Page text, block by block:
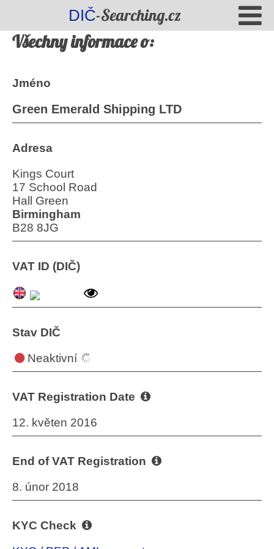
DIČ-Searching.cz
Všechny informace o:
Jméno
Green Emerald Shipping LTD
Adresa
Kings Court
17 School Road
Hall Green
Birmingham
B28 8JG
VAT ID (DIČ)
Stav DIČ
Neaktivní
VAT Registration Date
12. květen 2016
End of VAT Registration
8. únor 2018
KYC Check